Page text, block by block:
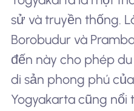
sử và truyền thống.
Borobudur và
đến này cho phép
di sản phong phú
Yogyakarta cũng nổi